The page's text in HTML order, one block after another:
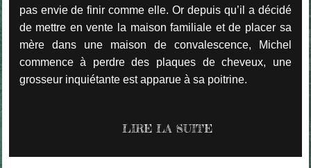
pas envie de finir comme elle. Or depuis qu’il a décidé
de mettre en vente la maison familiale et de placer sa
mère dans une maison de convalescence, Michel
commence à perdre des plaques de cheveux, une
grosseur inquiétante est apparue à sa poitrine.
LIRE LA SUITE